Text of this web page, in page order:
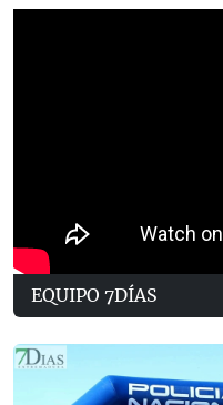
EQUIPO 7DÍAS